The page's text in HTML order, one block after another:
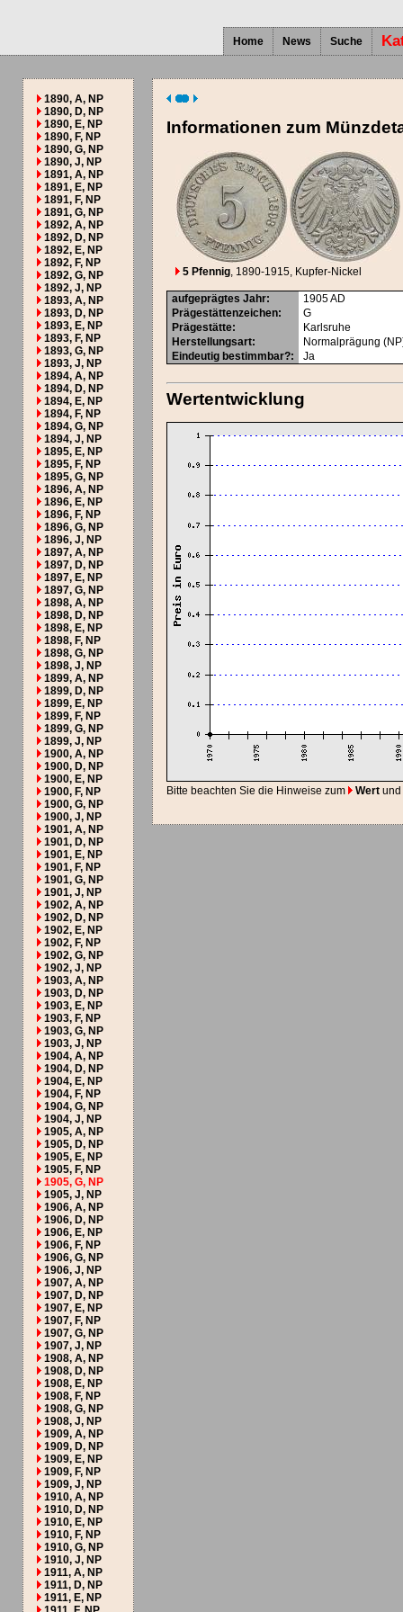
Home News Suche
1890, A, NP
1890, D, NP
1890, E, NP
1890, F, NP
1890, G, NP
1890, J, NP
1891, A, NP
1891, E, NP
1891, F, NP
1891, G, NP
1892, A, NP
1892, D, NP
1892, E, NP
1892, F, NP
1892, G, NP
1892, J, NP
1893, A, NP
1893, D, NP
1893, E, NP
1893, F, NP
1893, G, NP
1893, J, NP
1894, A, NP
1894, D, NP
1894, E, NP
1894, F, NP
1894, G, NP
1894, J, NP
1895, E, NP
1895, F, NP
1895, G, NP
1896, A, NP
1896, E, NP
1896, F, NP
1896, G, NP
1896, J, NP
1897, A, NP
1897, D, NP
1897, E, NP
1897, G, NP
1898, A, NP
1898, D, NP
1898, E, NP
1898, F, NP
1898, G, NP
1898, J, NP
1899, A, NP
1899, D, NP
1899, E, NP
1899, F, NP
1899, G, NP
1899, J, NP
1900, A, NP
1900, D, NP
1900, E, NP
1900, F, NP
1900, G, NP
1900, J, NP
1901, A, NP
1901, D, NP
1901, E, NP
1901, F, NP
1901, G, NP
1901, J, NP
1902, A, NP
1902, D, NP
1902, E, NP
1902, F, NP
1902, G, NP
1902, J, NP
1903, A, NP
1903, D, NP
1903, E, NP
1903, F, NP
1903, G, NP
1903, J, NP
1904, A, NP
1904, D, NP
1904, E, NP
1904, F, NP
1904, G, NP
1904, J, NP
1905, A, NP
1905, D, NP
1905, E, NP
1905, F, NP
1905, G, NP
1905, J, NP
1906, A, NP
1906, D, NP
1906, E, NP
1906, F, NP
1906, G, NP
1906, J, NP
1907, A, NP
1907, D, NP
1907, E, NP
1907, F, NP
1907, G, NP
1907, J, NP
1908, A, NP
1908, D, NP
1908, E, NP
1908, F, NP
1908, G, NP
1908, J, NP
1909, A, NP
1909, D, NP
1909, E, NP
1909, F, NP
1909, J, NP
1910, A, NP
1910, D, NP
1910, E, NP
1910, F, NP
1910, G, NP
1910, J, NP
1911, A, NP
1911, D, NP
1911, E, NP
Informationen zum
5 Pfennig, 1890-1915, Kupfer-Nickel
aufgeprägtes Jahr: 1905AD
Prägestättenzeichen:
G
Prägestätte:
Karlsruhe
Herstellungsart:
Normalprägung
Eindeutig bestimmbar?: Ja
Wertentwicklung
Bitte beachten Sie die Hinweise zum Wert